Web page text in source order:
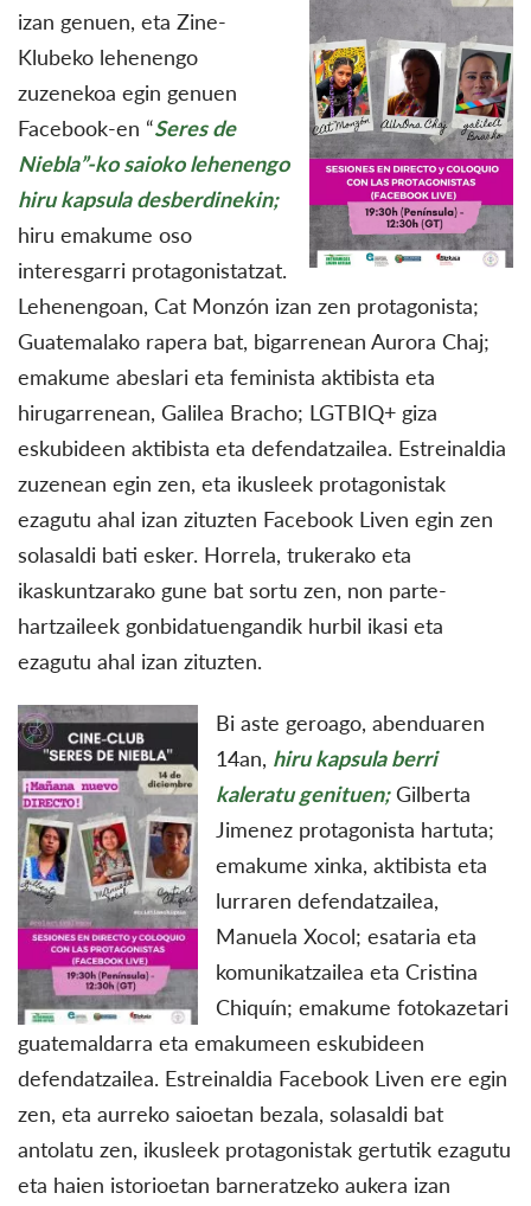
izan genuen, eta Zine-
Klubeko lehenengo
zuzenekoa egin genuen
Facebook-en “Seres de
Niebla”-ko saioko lehenengo
hiru kapsula desberdinekin;
hiru emakume oso
interesgarri protagonistatzat.
Lehenengoan, Cat Monzón izan zen protagonista;
Guatemalako rapera bat, bigarrenean Aurora Chaj;
emakume abeslari eta feminista aktibista eta
hirugarrenean, Galilea Bracho; LGTBIQ+ giza
eskubideen aktibista eta defendatzailea. Estreinaldia
zuzenean egin zen, eta ikusleek protagonistak
ezagutu ahal izan zituzten Facebook Liven egin zen
solasaldi bati esker. Horrela, trukerako eta
ikaskuntzarako gune bat sortu zen, non parte-
hartzaileek gonbidatuengandik hurbil ikasi eta
ezagutu ahal izan zituzten.
Bi aste geroago, abenduaren
14an, hiru kapsula berri
kaleratu genituen; Gilberta
Jimenez protagonista hartuta;
emakume xinka, aktibista eta
lurraren defendatzailea,
Manuela Xocol; esataria eta
komunikatzailea eta Cristina
Chiquín; emakume fotokazetari
guatemaldarra eta emakumeen eskubideen
defendatzailea. Estreinaldia Facebook Liven ere egin
zen, eta aurreko saioetan bezala, solasaldi bat
antolatu zen, ikusleek protagonistak gertutik ezagutu
eta haien istorioetan barneratzeko aukera izan